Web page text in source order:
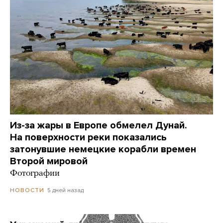
Из-за жары в Европе обмелел Дунай.
На поверхности реки показались
затонувшие немецкие корабли времен
Второй мировой
Фотографии
НОВОСТИ 5 дней назад